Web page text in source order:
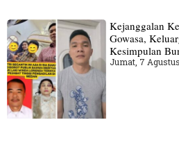
Kejanggalan
Gowasa,
Kesimpulan
Jumat, 7